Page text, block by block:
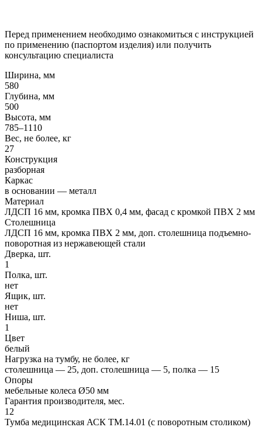
Перед применением необходимо ознакомиться с инструкцией
по применению (паспортом изделия) или получить
консультацию специалиста
Ширина, мм
580
Глубина, мм
500
Высота, мм
785–1110
Вес, не более, кг
27
Конструкция
разборная
Каркас
в основании — металл
Материал
ЛДСП 16 мм, кромка ПВХ 0,4 мм, фасад с кромкой ПВХ 2 мм
Столешница
ЛДСП 16 мм, кромка ПВХ 2 мм, доп. столешница подъемно-
поворотная из нержавеющей стали
Дверка, шт.
1
Полка, шт.
нет
Ящик, шт.
нет
Ниша, шт.
1
Цвет
белый
Нагрузка на тумбу, не более, кг
столешница — 25, доп. столешница — 5, полка — 15
Опоры
мебельные колеса Ø50 мм
Гарантия производителя, мес.
12
Тумба медицинская АСК ТМ.14.01 (с поворотным столиком)